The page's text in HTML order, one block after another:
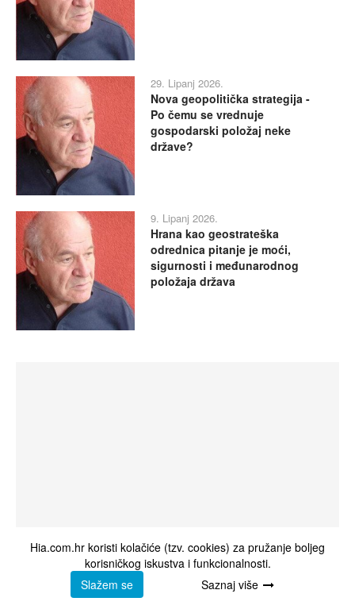
29. Lipanj 2026.
Nova geopolitička strategija -
Po čemu se vrednuje
gospodarski položaj neke
države?
9. Lipanj 2026.
Hrana kao geostrateška
odrednica pitanje je moći,
sigurnosti i međunarodnog
položaja država
Hia.com.hr koristi kolačiće (tzv. cookies) za pružanje boljeg
korisničkog iskustva i funkcionalnosti.
Slažem se
Saznaj više